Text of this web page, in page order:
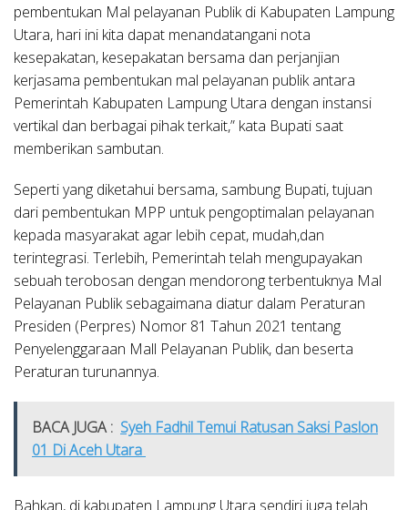
pembentukan Mal pelayanan Publik di Kabupaten Lampung
Utara, hari ini kita dapat menandatangani nota
kesepakatan, kesepakatan bersama dan perjanjian
kerjasama pembentukan mal pelayanan publik antara
Pemerintah Kabupaten Lampung Utara dengan instansi
vertikal dan berbagai pihak terkait,” kata Bupati saat
memberikan sambutan.
Seperti yang diketahui bersama, sambung Bupati, tujuan
dari pembentukan MPP untuk pengoptimalan pelayanan
kepada masyarakat agar lebih cepat, mudah,dan
terintegrasi. Terlebih, Pemerintah telah mengupayakan
sebuah terobosan dengan mendorong terbentuknya Mal
Pelayanan Publik sebagaimana diatur dalam Peraturan
Presiden (Perpres) Nomor 81 Tahun 2021 tentang
Penyelenggaraan Mall Pelayanan Publik, dan beserta
Peraturan turunannya.
BACA JUGA : Syeh Fadhil Temui Ratusan Saksi Paslon
01 Di Aceh Utara
Bahkan, di kabupaten Lampung Utara sendiri juga telah